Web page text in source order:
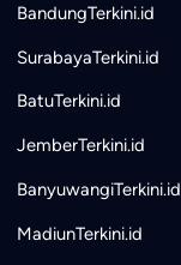
BandungTerkini.id
SurabayaTerkini.id
BatuTerkini.id
JemberTerkini.id
BanyuwangiTerkini.id
MadiunTerkini.id